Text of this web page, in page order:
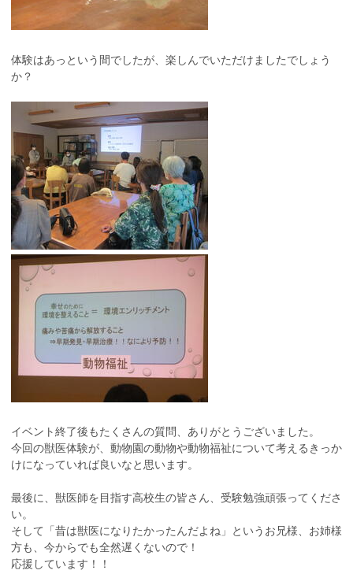
体験はあっという間でしたが、楽しんでいただけましたでしょう
か？
イベント終了後もたくさんの質問、ありがとうございました。
今回の獣医体験が、動物園の動物や動物福祉について考えるきっか
けになっていれば良いなと思います。
最後に、獣医師を目指す高校生の皆さん、受験勉強頑張ってくださ
い。
そして「昔は獣医になりたかったんだよね」というお兄様、お姉様
方も、今からでも全然遅くないので！
応援しています！！